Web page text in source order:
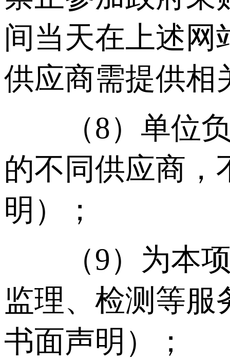
间当天在上述网
供应商需提供相
（8）单位负
的不同供应商，
明）；
（9）为本项
监理、检测等服
书面声明）；